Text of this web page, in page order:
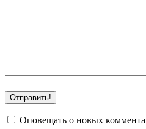
Оповещать о новых